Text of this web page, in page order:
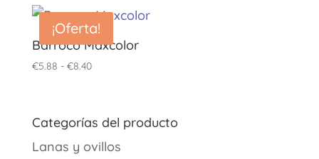
¡Oferta!
Barroco Maxcolor
€5.88 - €8.40Rango
desde
€5.88
hasta
Categorías del producto
Lanas y ovillos